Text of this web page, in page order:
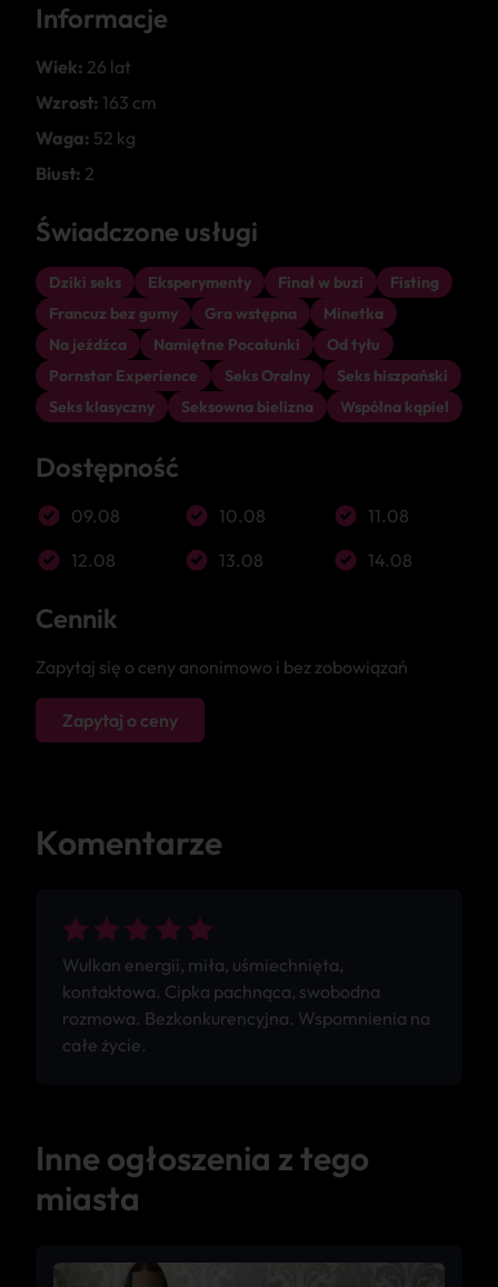
Informacje
Wiek: 26 lat
Wzrost: 163 cm
Waga: 52 kg
Biust: 2
Świadczone usługi
Dziki seks Eksperymenty Finał w buzi
Fisting
Francuz bez gumy
Gra wstępna
Minetka
Na jeźdźca
Namiętne Pocałunki
Od tyłu
Pornstar Experience
Seks Oralny
Seks hiszpański
Seks klasyczny
Seksowna bielizna Wspólna kąpiel
Dostępność
09.08 10.08
11.08
12.08
13.08 14.08
Cennik
Zapytaj się o ceny anonimowo i bez zobowiązań
Zapytaj o ceny
Komentarze
Wulkan energii, miła, uśmiechnięta,
kontaktowa. Cipka pachnąca, swobodna
rozmowa. Bezkonkurencyjna. Wspomnienia na
całe życie.
Inne ogłoszenia z tego
miasta